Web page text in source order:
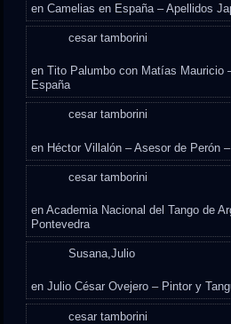
enCamelias en España – Apellidos
cesar tamborini
enTito Palumbo con Matías Mauricio
España
cesar tamborini
en Héctor Villalón – Asesor de Perón
cesar tamborini
enAcademia Nacional del Tango de
Pontevedra
Susana,Julio
enJulio César Ovejero – Pintor y
cesar tamborini